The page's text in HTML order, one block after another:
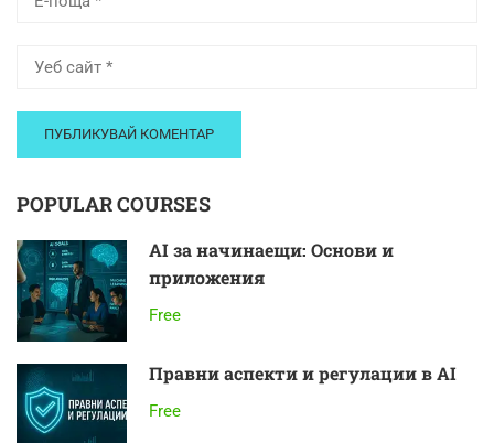
POPULAR COURSES
AI за начинаещи: Основи и
приложения
Free
Правни аспекти и регулации в AI
Free